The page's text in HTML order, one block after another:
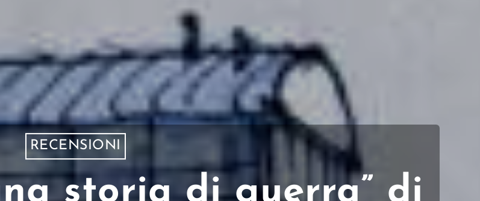
RECENSIONI
storia di guerra” di